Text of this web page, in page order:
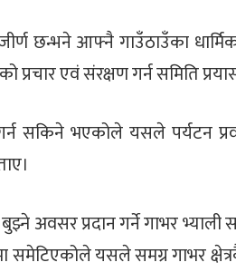
छन्भने आफ्नै गाउँठाउँका
प्रचार एवं संरक्षण गर्न समिति
सकिने भएकोले यसले पर्यटन
अवसर प्रदान गर्ने गाभर भ्याली
यसले समग्र गाभर